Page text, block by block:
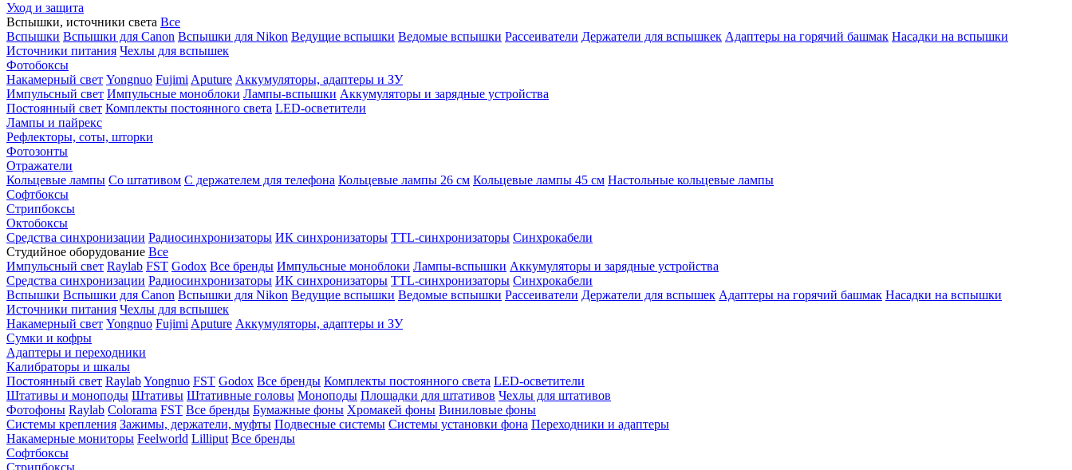
Уход и защита
Вспышки, источники света Все
Вспышки Вспышки для Canon Вспышки для Nikon Ведущие вспышки Ведомые вспышки Рассеиватели Держатели для вспышкек Адаптеры на горячий башмак Насадки на вспышки
Источники питания Чехлы для вспышек
Фотобоксы
Накамерный свет Yongnuo Fujimi Aputure Аккумуляторы, адаптеры и ЗУ
Импульсный свет Импульсные моноблоки Лампы-вспышки Аккумуляторы и зарядные устройства
Постоянный свет Комплекты постоянного света LED-осветители
Лампы и пайрекс
Рефлекторы, соты, шторки
Фотозонты
Отражатели
Кольцевые лампы Со штативом С держателем для телефона Кольцевые лампы 26 см Кольцевые лампы 45 см Настольные кольцевые лампы
Софтбоксы
Стрипбоксы
Октобоксы
Средства синхронизации Радиосинхронизаторы ИК синхронизаторы TTL-синхронизаторы Синхрокабели
Студийное оборудование Все
Импульсный свет Raylab FST Godox Все бренды Импульсные моноблоки Лампы-вспышки Аккумуляторы и зарядные устройства
Средства синхронизации Радиосинхронизаторы ИК синхронизаторы TTL-синхронизаторы Синхрокабели
Вспышки Вспышки для Canon Вспышки для Nikon Ведущие вспышки Ведомые вспышки Рассеиватели Держатели для вспышек Адаптеры на горячий башмак Насадки на вспышки
Источники питания Чехлы для вспышек
Накамерный свет Yongnuo Fujimi Aputure Аккумуляторы, адаптеры и ЗУ
Сумки и кофры
Адаптеры и переходники
Калибраторы и шкалы
Постоянный свет RaylabYongnuo FST Godox Все бренды Комплекты постоянного света LED-осветители
Штативы и моноподы Штативы Штативные головы Моноподы Площадки для штативов Чехлы для штативов
Фотофоны Raylab Colorama FST Все бренды Бумажные фоны Хромакей фоны Виниловые фоны
Системы крепления Зажимы, держатели, муфты Подвесные системы Системы установки фона Переходники и адаптеры
Накамерные мониторы Feelworld Lilliput Все бренды
Софтбоксы
Стрипбоксы